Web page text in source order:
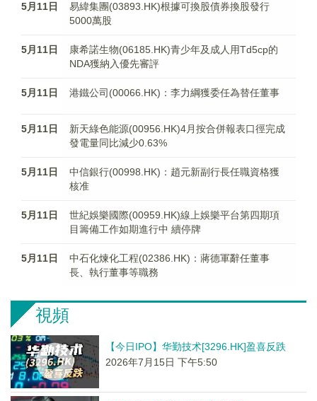
5月11日
易緯集團(03893.HK)根據可換股債券換股發行
5000萬股
5月11日
康希諾生物(06185.HK)青少年及成人用Td5cp的
NDA獲納入優先審評
5月11日 港鐵公司(00066.HK)：李力綱獲委任為替任董事
5月11日
新天綠色能源(00956.HK)4月按合併報表口徑完成
發電量同比減少0.63%
5月11日
中信銀行(00998.HK)：趙元新副行長任職資格獲
核准
5月11日
世紀娛樂國際(00959.HK)線上娛樂平台第四期項
目籌備工作如期進行中 續停牌
5月11日
中石化煉化工程(02386.HK)：蔣德軍辭任董事
長、執行董事等職務
視頻
【今日IPO】华勤技术[3296.HK]盈喜反跌
2026年7月15日 下午5:50